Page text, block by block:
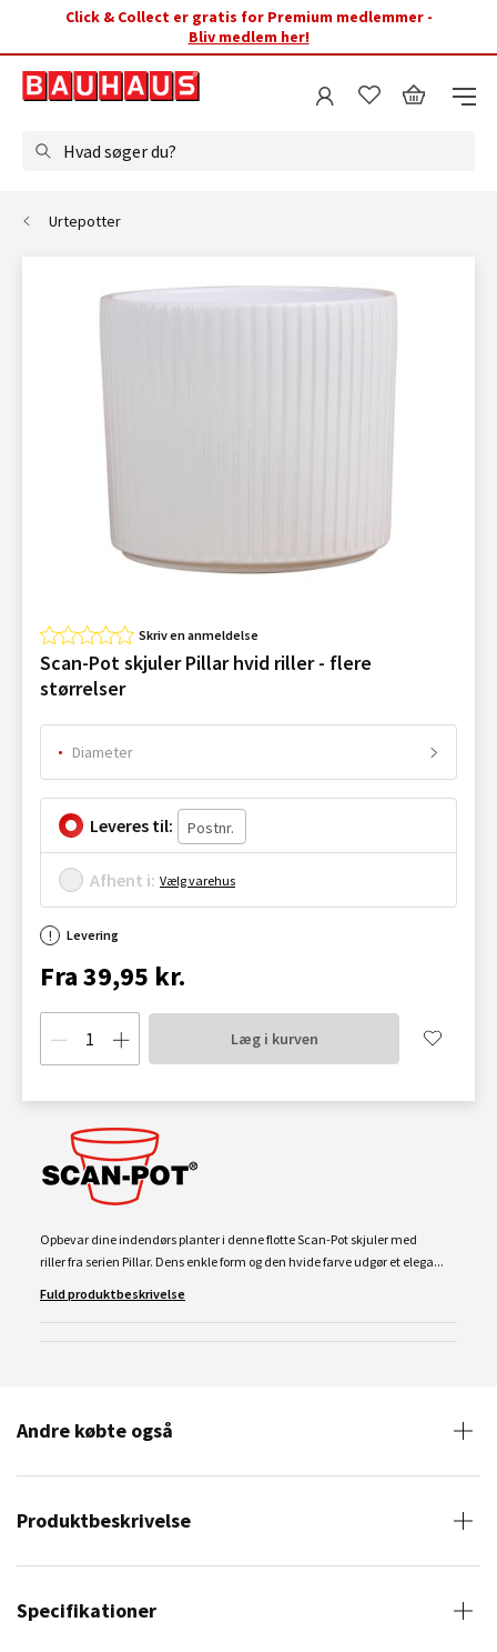
Click & Collect er gratis for Premium medlemmer -
Bliv medlem her!
Hvad søger du?
Urtepotter
Skriv en anmeldelse
Scan-Pot skjuler Pillar hvid riller - flere
størrelser
Diameter
Leveres til:
Afhent i: Vælg varehus
Levering
Fra 39,95 kr.
Læg i kurven
Opbevar dine indendørs planter i denne flotte Scan-Pot skjuler med
riller fra serien Pillar. Dens enkle form og den hvide farve udgør et elega...
Fuld produktbeskrivelse
Andre købte også
Produktbeskrivelse
Specifikationer